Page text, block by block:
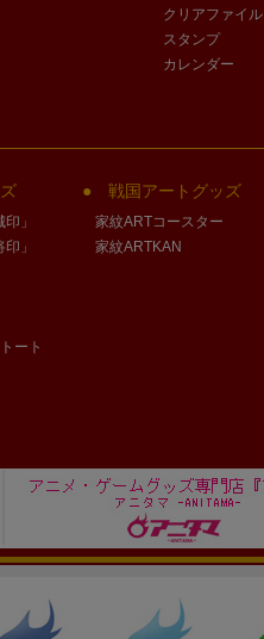
クリアファイル
スタンプ
カレンダー
」
」
ート
戦国アートグッズ
家紋ARTコースター
家紋ARTKAN